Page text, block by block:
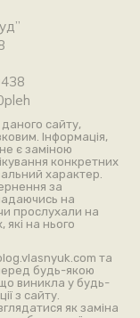
сайту,
Інформація,
є заміною
конкретних
характер.
за
на
прослухали на
на нього
та
будь-якою
виникла у будь-
з сайту.
як заміна